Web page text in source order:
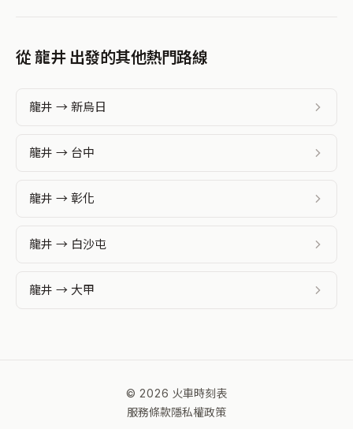
從 龍井 出發的其他熱門路線
龍井 → 新烏日
龍井 → 台中
龍井 → 彰化
龍井 → 白沙屯
龍井 → 大甲
© 2026 火車時刻表
服務條款隱私權政策